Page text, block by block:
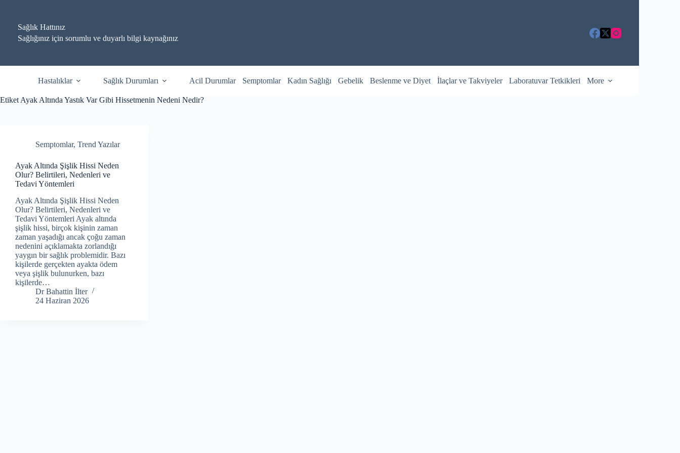
Sağlık Hattınız
Sağlığınız için sorumlu ve duyarlı bilgi kaynağınız
Hastalıklar Sağlık Durumları Acil Durumlar Semptomlar Kadın Sağlığı Gebelik Beslenme ve Diyet İlaçlar ve Takviyeler Laboratuvar Tetkikleri More
Etiket Ayak Altında Yastık Var Gibi Hissetmenin Nedeni Nedir?
Semptomlar, Trend Yazılar
Ayak Altında Şişlik Hissi Neden
Olur? Belirtileri, Nedenleri ve
Tedavi Yöntemleri
Ayak Altında Şişlik Hissi Neden
Olur? Belirtileri, Nedenleri ve
Tedavi Yöntemleri Ayak altında
şişlik hissi, birçok kişinin zaman
zaman yaşadığı ancak çoğu zaman
nedenini açıklamakta zorlandığı
yaygın bir sağlık problemidir. Bazı
kişilerde gerçekten ayakta ödem
veya şişlik bulunurken, bazı
kişilerde…
Dr Bahattin İlter
24 Haziran 2026